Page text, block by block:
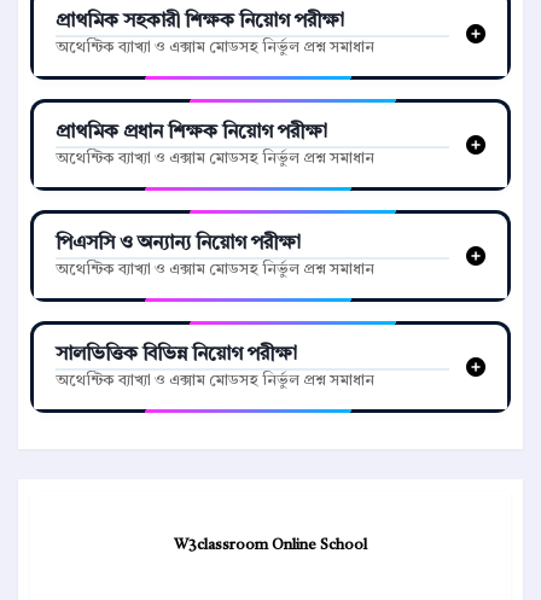
প্রাথমিক সহকারী শিক্ষক নিয়োগ পরীক্ষা
অথেন্টিক ব্যাখ্যা ও এক্সাম মোডসহ নির্ভুল প্রশ্ন সমাধান
প্রাথমিক প্রধান শিক্ষক নিয়োগ পরীক্ষা
অথেন্টিক ব্যাখ্যা ও এক্সাম মোডসহ নির্ভুল প্রশ্ন সমাধান
পিএসসি ও অন্যান্য নিয়োগ পরীক্ষা
অথেন্টিক ব্যাখ্যা ও এক্সাম মোডসহ নির্ভুল প্রশ্ন সমাধান
সালভিত্তিক বিভিন্ন নিয়োগ পরীক্ষা
অথেন্টিক ব্যাখ্যা ও এক্সাম মোডসহ নির্ভুল প্রশ্ন সমাধান
W3classroom Online School